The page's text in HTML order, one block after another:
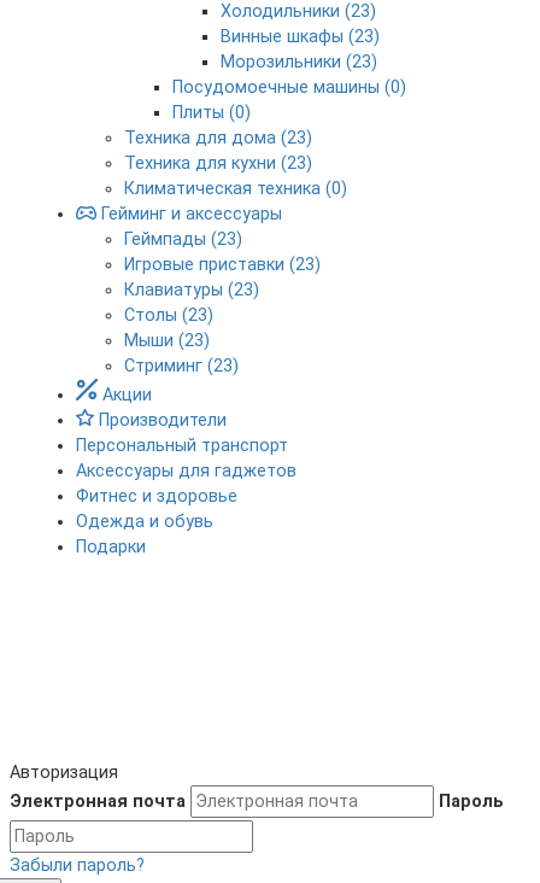
Холодильники (23)
Винные шкафы (23)
Морозильники (23)
Посудомоечные машины (0)
Плиты (0)
Техника для дома (23)
Техника для кухни (23)
Климатическая техника (0)
Гейминг и аксессуары
Геймпады (23)
Игровые приставки (23)
Клавиатуры (23)
Столы (23)
Мыши (23)
Стриминг (23)
Акции
Производители
Персональный транспорт
Аксессуары для гаджетов
Фитнес и здоровье
Одежда и обувь
Подарки
Авторизация
Электронная почта
Пароль
Забыли пароль?